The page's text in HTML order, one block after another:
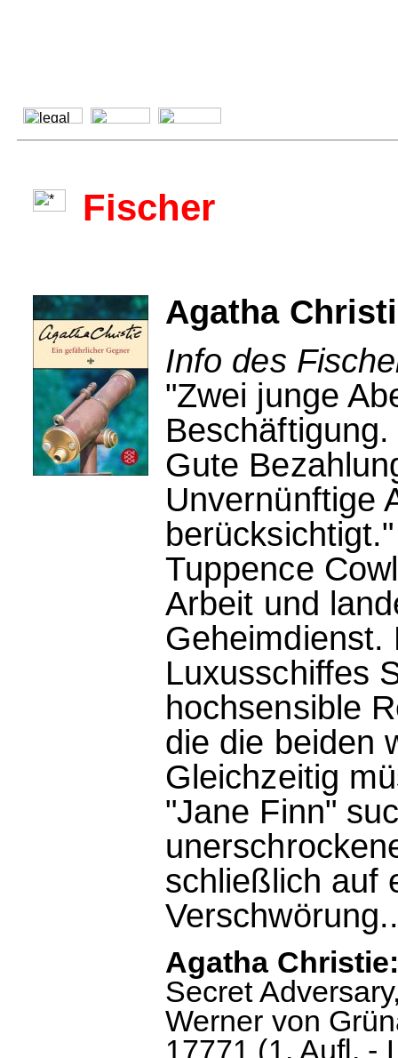
Fischer
Agatha
Info des
"Zwei junge
Gute
Unvernünftige
Tuppence
Arbeit und
Geheimdienst.
Luxusschiffes
hochsensible
die die beiden
Gleichzeitig
"Jane Finn"
schließlich auf
Agatha
Secret
Werner von
17771 (1. Aufl. -